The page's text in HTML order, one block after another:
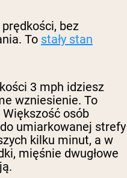
bez
To stały stan
3 mph idziesz
wzniesienie. To
osób
umiarkowanej strefy
kilku minut, a w
mięśnie dwugłowe